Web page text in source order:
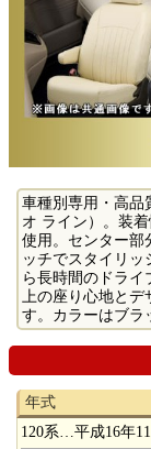
車種別専用・高品
オ ライン）。装
使用。センター部
ッチでスタイリ
ら長時間のドライ
上の座り心地と
す。カラーはブラ
年式
120系…平成16年